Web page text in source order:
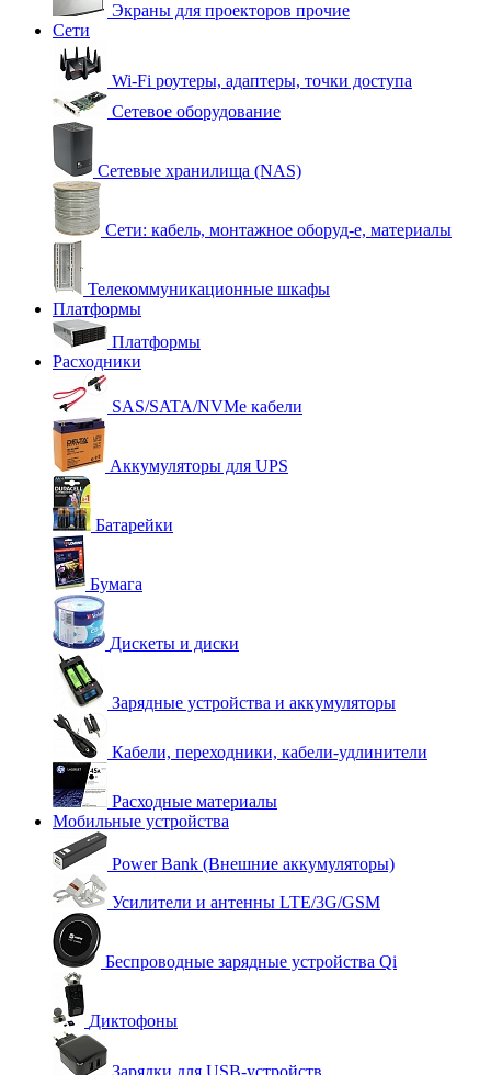
Экраны для проекторов прочие
Сети
Wi-Fi роутеры, адаптеры, точки доступа
Сетевое оборудование
Сетевые хранилища (NAS)
Сети: кабель, монтажное оборуд-е, материалы
Телекоммуникационные шкафы
Платформы
Платформы
Расходники
SAS/SATA/NVMe кабели
Аккумуляторы для UPS
Батарейки
Бумага
Дискеты и диски
Зарядные устройства и аккумуляторы
Кабели, переходники, кабели-удлинители
Расходные материалы
Мобильные устройства
Power Bank (Внешние аккумуляторы)
Усилители и антенны LTE/3G/GSM
Беспроводные зарядные устройства Qi
Диктофоны
Зарядки для USB-устройств